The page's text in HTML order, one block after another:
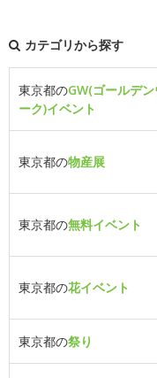
カテゴリから探す
東京都のGW(ゴールデン
ーク)イベント
東京都の物産展
東京都の無料イベント
東京都の花イベント
東京都の祭り